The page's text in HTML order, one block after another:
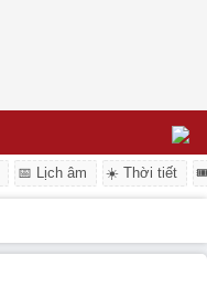
📅 Lịch âm ☀️ Thời tiết